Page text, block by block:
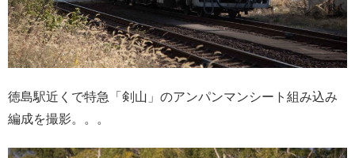
徳島駅近くで特急「剣山」のアンパンマンシート組み込み
編成を撮影。。。